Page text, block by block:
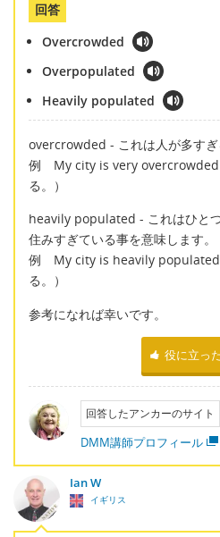
回答
Overcrowded
Overpopulated
Heavily populated
overcrowded - これは人が多すぎ
例 My city is very overcrowded.
る。）
heavily populated - これはひと
住みすぎている事を意味します。
例 My city is heavily populated.
る。）
参考になれば幸いです。
役に立っ
回答したアンカーのサイト
DMM講師プロフィール
Ian W
イギリス